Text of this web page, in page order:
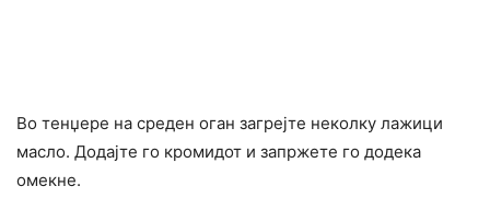
Во тенџере на среден оган загрејте неколку лажици
масло. Додајте го кромидот и запржете го додека
омекне.